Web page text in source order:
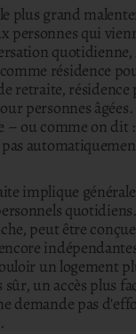
plus grand
personnes qui
quotidienne,
résidence
retraite, résidence
personnes
– ou comme on dit
implique
peut être
un logement
un accès plus
demande pas